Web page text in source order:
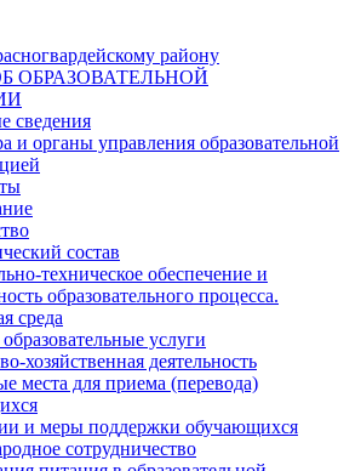
району
ОБРАЗОВАТЕЛЬНОЙ
сведения
и органы управления образовательной
состав
техническое обеспечение и
образовательного процесса.
среда
услуги
хозяйственная деятельность
места для приема (перевода)
и меры поддержки обучающихся
сотрудничество